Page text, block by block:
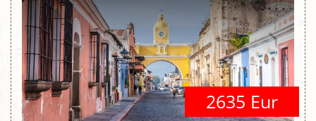
2635 Eur